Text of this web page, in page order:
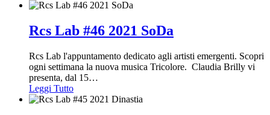
Rcs Lab #46 2021 SoDa
Rcs Lab l'appuntamento dedicato agli artisti emergenti. Scopri
ogni settimana la nuova musica Tricolore. Claudia Brilly vi
presenta, dal 15…
Leggi Tutto